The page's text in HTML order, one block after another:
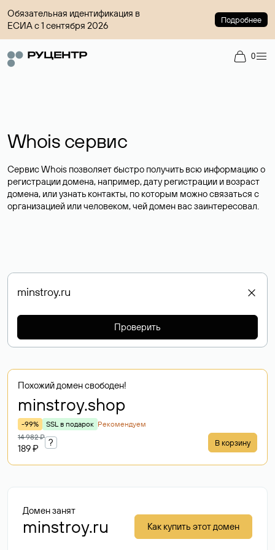
Обязательная идентификация в
ЕСИА с 1 сентября 2026
Подробнее
0
Whois сервис
Сервис Whois позволяет быстро получить всю информацию о
регистрации домена, например, дату регистрации и возраст
домена, или узнать контакты, по которым можно связаться с
организацией или человеком, чей домен вас заинтересовал.
Проверить
Похожий домен свободен!
minstroy.shop
-99% SSL в подарок Рекомендуем
14 982 ₽
189 ₽
? В корзину
Домен занят
minstroy.ru Как купить этот домен